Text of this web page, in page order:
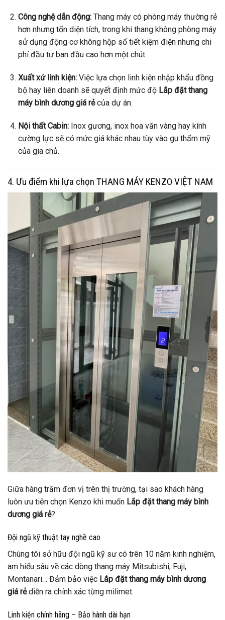
Công nghệ dẫn động:Thang máy có phòng máy thường rẻ
hơn nhưng tốn diện tích, trong khi thang không phòng máy
sử dụng động cơ không hộp số tiết kiệm điện nhưng chi
phí đầu tư ban đầu cao hơn một chút.
Xuất xứ linh kiện:Việc lựa chọn linh kiện nhập khẩu đồng
bộ hay liên doanh sẽ quyết định mức độ Lắp đặt thang
máy bình dương giá rẻcủa dự án.
Nội thất Cabin:Inox gương, inox hoa văn vàng hay kính
cường lực sẽ có mức giá khác nhau tùy vào gu thẩm mỹ
của gia chủ.
4. Ưu điểm khi lựa chọn THANG MÁY KENZO VIỆT NAM
Giữa hàng trăm đơn vị trên thị trường, tại sao khách hàng
luôn ưu tiên chọn Kenzo khi muốn Lắp đặt thang máy bình
dương giá rẻ?
Đội ngũ kỹ thuật tay nghề cao
Chúng tôi sở hữu đội ngũ kỹ sư có trên 10 năm kinh nghiệm,
am hiểu sâu về các dòng thang máy Mitsubishi, Fuji,
Montanari… Đảm bảo việc Lắp đặt thang máy bình dương
giá rẻdiễn ra chính xác từng milimet.
Linh kiện chính hãng – Bảo hành dài hạn